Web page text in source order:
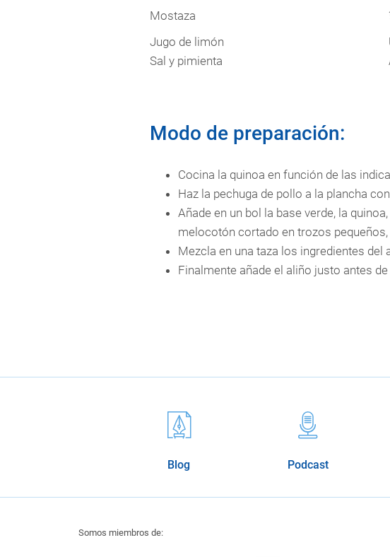
Mostaza
Jugo de limón
Sal y pimienta
Modo de preparación:
Cocina la quinoa en función de las
Haz la pechuga de pollo a la plancha
Añade en un bol la base verde, la
melocotón cortado en trozos
Mezcla en una taza los ingredientes del
Finalmente añade el aliño justo antes
Blog Podcast
Somos miembros de: